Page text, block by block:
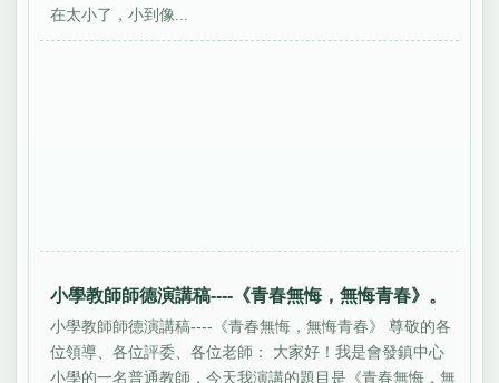
在太小了，小到像...
小學教師師德演講稿----《青春無悔，無悔青春》。
小學教師師德演講稿----《青春無悔，無悔青春》 尊敬的各
位領導、各位評委、各位老師： 大家好！我是會發鎮中心
小學的一名普通教師，今天我演講的題目是《青春無悔，無